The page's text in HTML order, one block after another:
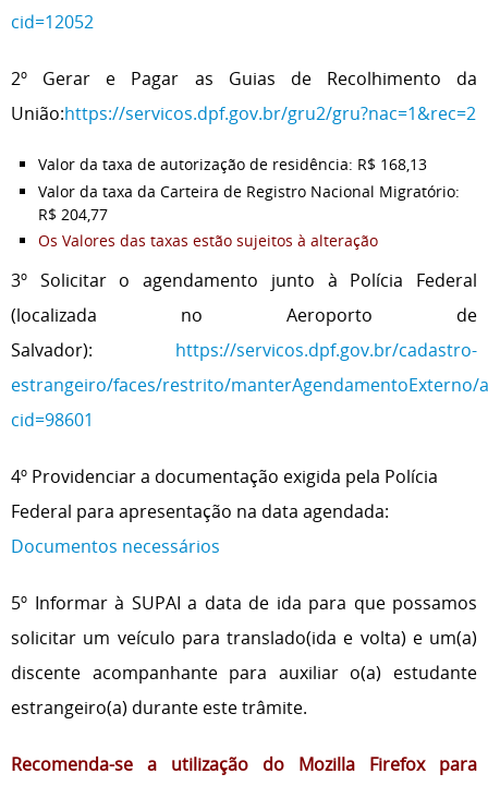
cid=12052
2º Gerar e Pagar as Guias de Recolhimento da
União:https://servicos.dpf.gov.br/gru2/gru?nac=1&rec=2
Valor da taxa de autorização de residência: R$ 168,13
Valor da taxa da Carteira de Registro Nacional Migratório:
R$ 204,77
Os Valores das taxas estão sujeitos à alteração
3º Solicitar o agendamento junto à Polícia Federal
(localizada no Aeroporto de
Salvador): https://servicos.dpf.gov.br/cadastro-
estrangeiro/faces/restrito/manterAgendamentoExterno/
cid=98601
4º Providenciar a documentação exigida pela Polícia
Federal para apresentação na data agendada:
Documentos necessários
5º Informar à SUPAI a data de ida para que possamos
solicitar um veículo para translado(ida e volta) e um(a)
discente acompanhante para auxiliar o(a) estudante
estrangeiro(a) durante este trâmite.
Recomenda-se a utilização do Mozilla Firefox para